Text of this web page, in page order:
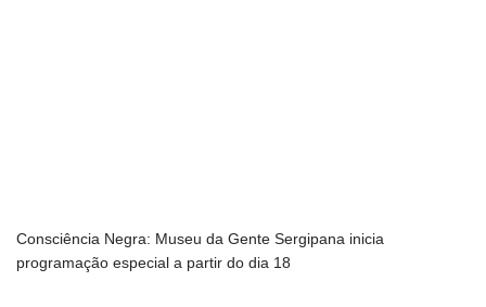
Consciência Negra: Museu da Gente Sergipana inicia
programação especial a partir do dia 18